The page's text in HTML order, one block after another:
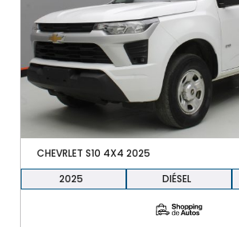
CHEVRLET S10 4X4 2025
2025
DIÉSEL